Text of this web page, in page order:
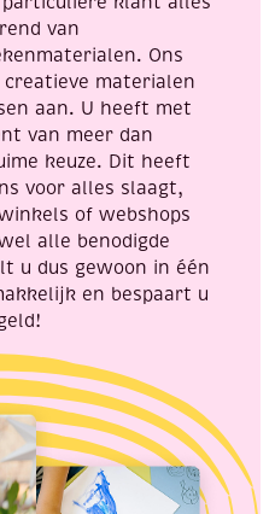
van
Ons
materialen
aan. U heeft met
van meer dan
keuze. Dit heeft
voor alles slaagt,
of webshops
alle benodigde
u dus gewoon in één
en bespaart u